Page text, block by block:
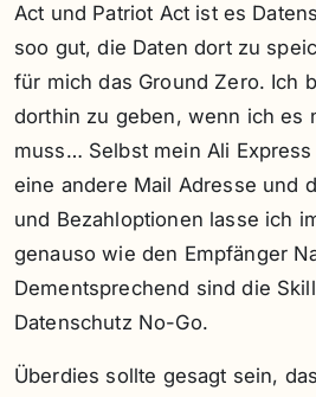
Act und Patriot Act ist es
soo gut, die Daten dort zu
für mich das Ground Zero. Ich
dorthin zu geben, wenn ich es
muss… Selbst mein Ali
eine andere Mail Adresse und
und Bezahloptionen lasse ich
genauso wie den Empfänger
Dementsprechend sind die
Datenschutz No-Go.
Überdies sollte gesagt sein,